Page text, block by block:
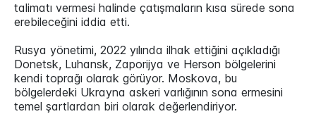
talimatı vermesi halinde çatışmaların kısa sürede sona
erebileceğini iddia etti.
Rusya yönetimi, 2022 yılında ilhak ettiğini açıkladığı
Donetsk, Luhansk, Zaporijya ve Herson bölgelerini
kendi toprağı olarak görüyor. Moskova, bu
bölgelerdeki Ukrayna askeri varlığının sona ermesini
temel şartlardan biri olarak değerlendiriyor.